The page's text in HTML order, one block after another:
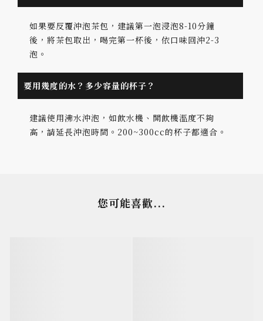
如果要反覆沖泡茶包，建議第一泡浸泡8-10分鐘
後，將茶包取出，喝完第一杯後，依口味回沖2-3
泡。
要用幾度的水？多少容量的杯子？
建議使用沸水沖泡，如飲水機、開飲機溫度不夠
高，請延長沖泡時間。200~300cc的杯子都適合。
您可能喜歡...